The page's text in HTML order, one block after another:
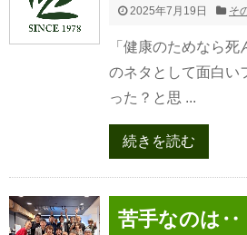
2025年7月19日 そ
「健康のためなら
のネタとして面白い
った？と思 ...
続きを読む
苦手なのは‥